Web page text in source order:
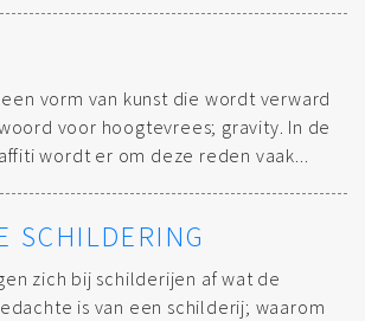
vorm van kunst die wordt verward
voor hoogtevrees; gravity. In de
wordt er om deze reden vaak...
SCHILDERING
zich bij schilderijen af wat de
is van een schilderij; waarom